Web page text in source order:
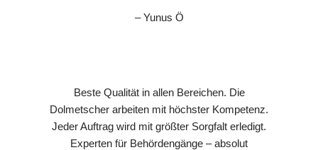
– Yunus Ö
Beste Qualität in allen Bereichen. Die
Dolmetscher arbeiten mit höchster Kompetenz.
Jeder Auftrag wird mit größter Sorgfalt erledigt.
Experten für Behördengänge – absolut